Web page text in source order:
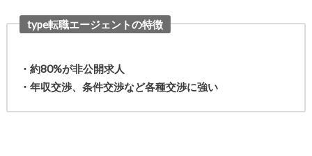
type転職エージェントの特徴
・約80%が非公開求人
・年収交渉、条件交渉など各種交渉に強い